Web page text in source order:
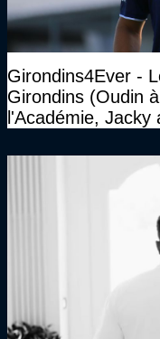
Girondins4Ever -
Girondins (Oudin
l'Académie,